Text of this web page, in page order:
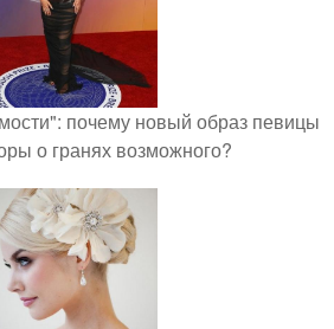
почему новый образ певицы
о гранях возможного?